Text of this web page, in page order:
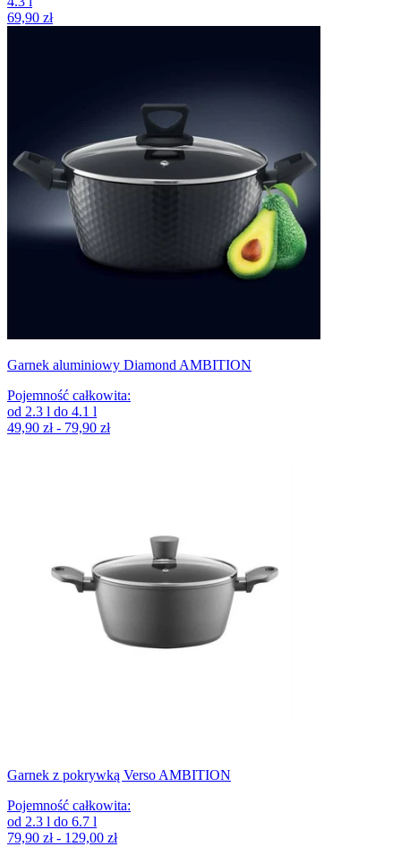
69,90 zł
Garnek aluminiowy Diamond AMBITION
Pojemność całkowita:
od 2.3 l do 4.1 l
49,90 zł - 79,90 zł
Garnek z pokrywką Verso AMBITION
Pojemność całkowita:
od 2.3 l do 6.7 l
79,90 zł - 129,00 zł